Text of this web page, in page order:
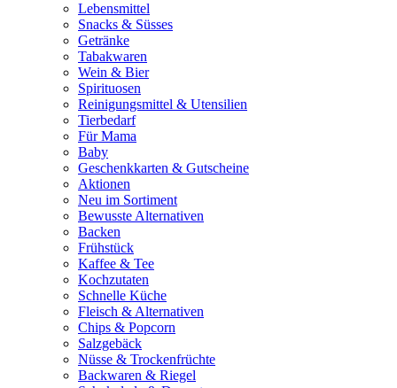
Lebensmittel
Snacks & Süsses
Getränke
Tabakwaren
Wein & Bier
Spirituosen
Reinigungsmittel & Utensilien
Tierbedarf
Für Mama
Baby
Geschenkkarten & Gutscheine
Aktionen
Neu im Sortiment
Bewusste Alternativen
Backen
Frühstück
Kaffee & Tee
Kochzutaten
Schnelle Küche
Fleisch & Alternativen
Chips & Popcorn
Salzgebäck
Nüsse & Trockenfrüchte
Backwaren & Riegel